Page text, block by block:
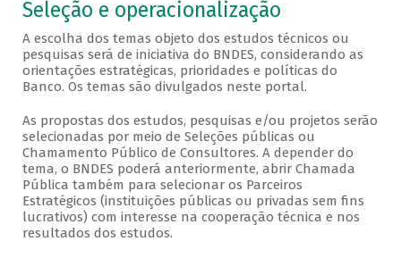
Seleção e operacionalização
A escolha dos temas objeto dos estudos técnicos ou
pesquisas será de iniciativa do BNDES, considerando as
orientações estratégicas, prioridades e políticas do
Banco. Os temas são divulgados neste portal.
As propostas dos estudos, pesquisas e/ou projetos serão
selecionadas por meio de Seleções públicas ou
Chamamento Público de Consultores. A depender do
tema, o BNDES poderá anteriormente, abrir Chamada
Pública também para selecionar os Parceiros
Estratégicos (instituições públicas ou privadas sem fins
lucrativos) com interesse na cooperação técnica e nos
resultados dos estudos.